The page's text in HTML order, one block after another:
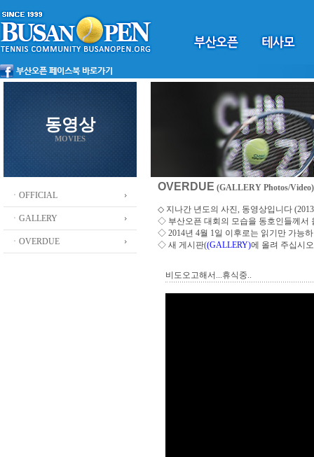
동영상
MOVIES
ㆍOFFICIAL
ㆍGALLERY
ㆍOVERDUE
OVERDUE (GALLERY Photos/Video)
◇ 지나간 년도의 사진, 동영상입니다
◇ 부산오픈 대회의 모습을 동호인들께서
◇ 2014년 4월 1일 이후로는 읽기만 가능
◇ 새 게시판((GALLERY)에 올려 주십시오
비도오고해서...휴식중..